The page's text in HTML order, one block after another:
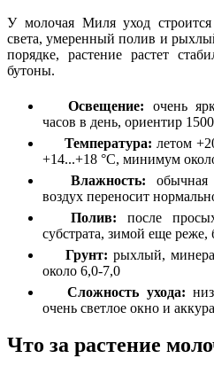
У молочая Миля уход
света, умеренный полив и
порядке, растение растет
бутоны.
Освещение: очень
часов в день, ориентир
Температура: летом
+14...+18 °C, минимум
Влажность: обычная
воздух переносит
Полив: после
субстрата, зимой еще реже,
Грунт: рыхлый,
около 6,0-7,0
Сложность ухода:
очень светлое окно и
Что за растение